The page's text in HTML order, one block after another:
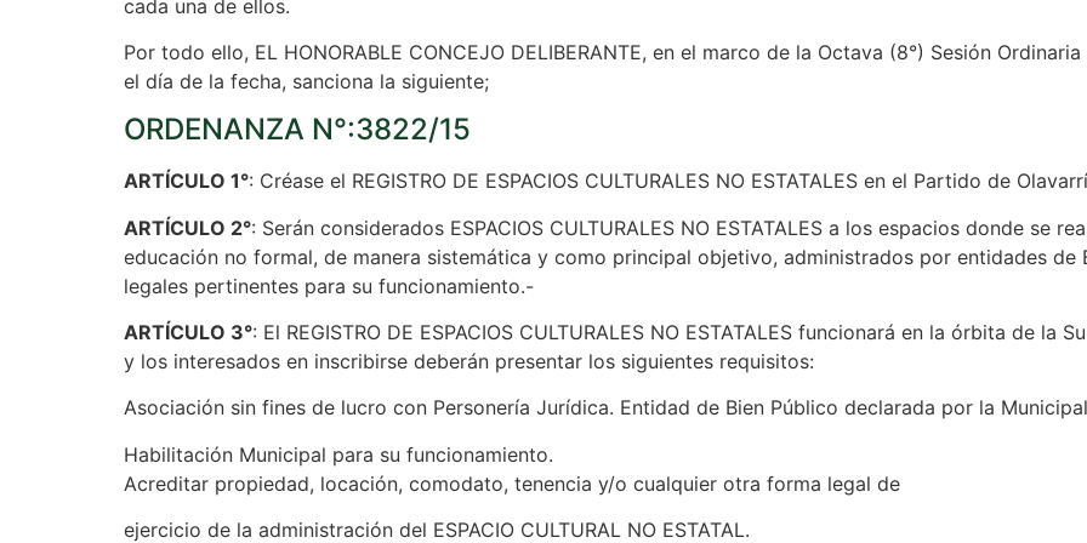
cada una de ellos.
Por todo ello, EL HONORABLE CONCEJO DELIBERANTE, en el marco de la Octava (8°) Sesión
el día de la fecha, sanciona la siguiente;
ORDENANZA N°:3822/15
ARTÍCULO 1°: Créase el REGISTRO DE ESPACIOS CULTURALES NO ESTATALES en el Partido de
ARTÍCULO 2°: Serán considerados ESPACIOS CULTURALES NO ESTATALES a los espacios donde se
educación no formal, de manera sistemática y como principal objetivo, administrados por entidades
legales pertinentes para su funcionamiento.-
ARTÍCULO 3°: El REGISTRO DE ESPACIOS CULTURALES NO ESTATALES funcionará en la órbita de la
y los interesados en inscribirse deberán presentar los siguientes requisitos:
Asociación sin fines de lucro con Personería Jurídica. Entidad de Bien Público declarada por la
Habilitación Municipal para su funcionamiento.
Acreditar propiedad, locación, comodato, tenencia y/o cualquier otra forma legal de
ejercicio de la administración del ESPACIO CULTURAL NO ESTATAL.